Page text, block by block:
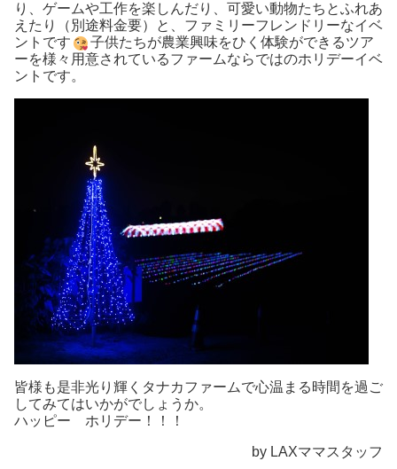
り、ゲームや工作を楽しんだり、可愛い動物たちとふれあ
えたり（別途料金要）と、ファミリーフレンドリーなイベ
ントです
子供たちが農業興味をひく体験ができるツア
ーを様々用意されているファームならではのホリデーイベ
ントです。
皆様も是非光り輝くタナカファームで心温まる時間を過ご
してみてはいかがでしょうか。
ハッピー ホリデー！！！
by LAXママスタッフ